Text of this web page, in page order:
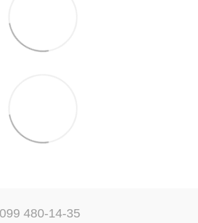
099 480-14-35